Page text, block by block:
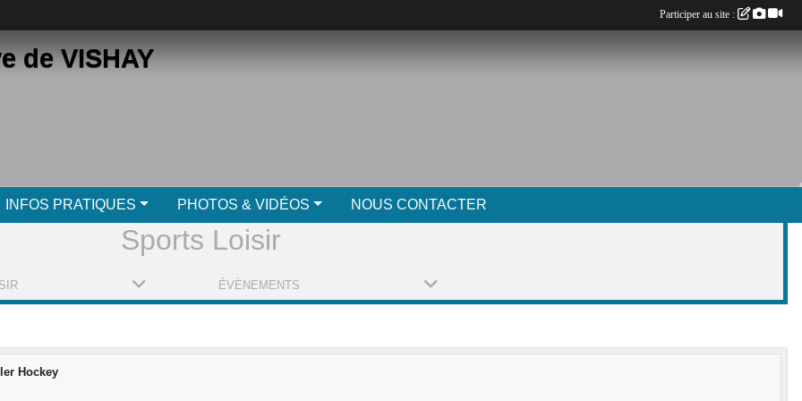
de VISHAY
INFOS PRATIQUES PHOTOS & VIDÉOS NOUS CONTACTER
Sports Loisir
ÉVÈNEMENTS
Hockey
Participer au site :